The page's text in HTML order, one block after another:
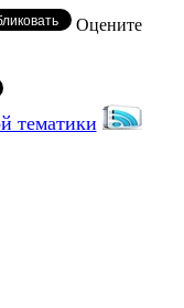
Оцените
тематики